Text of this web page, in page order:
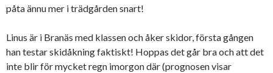
påta ännu mer i trädgården snart!
Linus är i Branäs med klassen och åker skidor, första gången
han testar skidåkning faktiskt! Hoppas det går bra och att det
inte blir för mycket regn imorgon där (prognosen visar